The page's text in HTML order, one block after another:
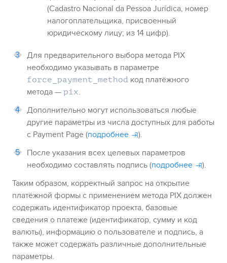
(Cadastro Nacional da Pessoa Jurídica, номер
налогоплательщика, присвоенный
юридическому лицу; из 14 цифр).
Для предварительного выбора метода PIX
необходимо указывать в параметре
force_payment_method код платёжного
метода — pix.
Дополнительно могут использоваться любые
другие параметры из числа доступных для работы
с Payment Page (подробнее
).
После указания всех целевых параметров
необходимо составлять подпись (подробнее
).
Таким образом, корректный запрос на открытие
платёжной формы с применением метода PIX должен
содержать идентификатор проекта, базовые
сведения о платеже (идентификатор, сумму и код
валюты), информацию о пользователе и подпись, а
также может содержать различные дополнительные
параметры.